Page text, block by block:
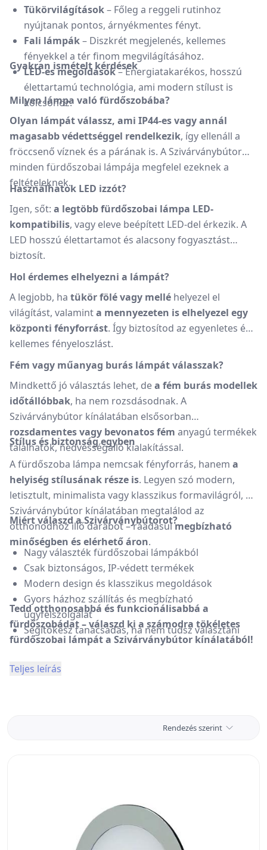
Tükörvilágítások– Főleg a reggeli rutinhoz
nyújtanak pontos, árnyékmentes fényt.
Fali lámpák– Diszkrét megjelenés, kellemes
fényekkel a tér finom megvilágításához.
LED-es megoldások– Energiatakarékos, hosszú
élettartamú technológia, ami modern stílust is
kölcsönöz.
Gyakran ismételt kérdések
Milyen lámpa való fürdőszobába?
Olyan lámpát válassz, ami IP44-es vagy annál
magasabb védettséggel rendelkezik, így ellenáll a
fröccsenő víznek és a párának is. A Szivárványbútor
minden fürdőszobai lámpája megfelel ezeknek a
feltételeknek.
Használhatok LED izzót?
Igen, sőt: a legtöbb fürdőszobai lámpa LED-
kompatibilis, vagy eleve beépített LED-del érkezik. A
LED hosszú élettartamot és alacsony fogyasztást
biztosít.
Hol érdemes elhelyezni a lámpát?
A legjobb, ha tükör fölé vagy mellé helyezel el
világítást, valaminta mennyezeten is elhelyezel egy
központi fényforrást. Így biztosítod az egyenletes és
kellemes fényeloszlást.
Fém vagy műanyag burás lámpát válasszak?
Mindkettő jó választás lehet, dea fém burás modellek
időtállóbbak, ha nem rozsdásodnak. A
Szivárványbútor kínálatában elsősorban
rozsdamentes vagy bevonatos fém anyagú termékek
találhatók, nedvességálló kialakítással.
Stílus és biztonság egyben
A fürdőszoba lámpa nemcsak fényforrás, hanem a
helyiség stílusának része is. Legyen szó modern,
letisztult, minimalista vagy klasszikus formavilágról, a
Szivárványbútor kínálatában megtalálod az
otthonodhoz illő darabot – ráadásulmegbízható
minőségben és elérhető áron.
Miért válaszd a Szivárványbútorot?
Nagy választék fürdőszobai lámpákból
Csak biztonságos, IP-védett termékek
Modern design és klasszikus megoldások
Gyors házhoz szállítás és megbízható
ügyfélszolgálat
Segítőkész tanácsadás, ha nem tudsz választani
Tedd otthonosabbá és funkcionálisabbá a
fürdőszobádat – válaszd ki a számodra tökéletes
fürdőszobai lámpát a Szivárványbútor kínálatából!
Teljes leírás
Rendezés szerint